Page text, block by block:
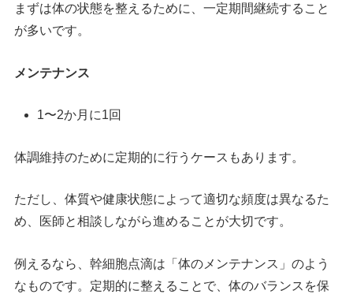
まずは体の状態を整えるために、一定期間継続すること
が多いです。
メンテナンス
1〜2か月に1回
体調維持のために定期的に行うケースもあります。
ただし、体質や健康状態によって適切な頻度は異なるた
め、医師と相談しながら進めることが大切です。
例えるなら、幹細胞点滴は「体のメンテナンス」のよう
なものです。定期的に整えることで、体のバランスを保